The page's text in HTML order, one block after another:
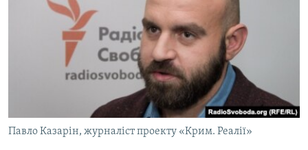
Павло Казарін, журналіст проекту «Крим. Реалії»